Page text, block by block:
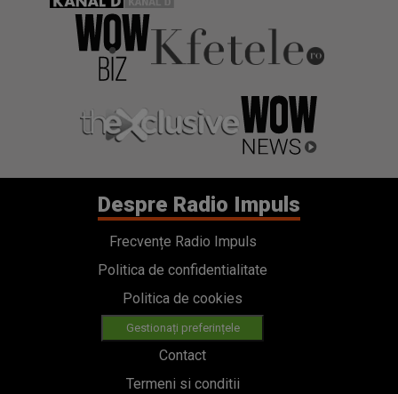
Despre Radio Impuls
Frecvențe Radio Impuls
Politica de confidentialitate
Politica de cookies
Gestionați preferințele
Contact
Termeni si conditii